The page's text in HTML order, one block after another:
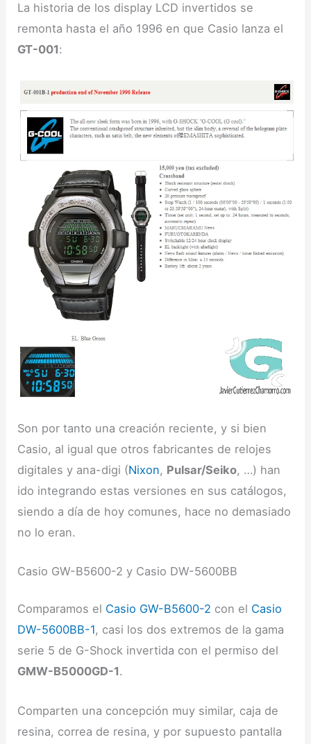
La historia de los display LCD invertidos se
remonta hasta el año 1996 en que Casio lanza el
GT-001:
Son por tanto una creación reciente, y si bien
Casio, al igual que otros fabricantes de relojes
digitales y ana-digi (Nixon, Pulsar/Seiko, …) han
ido integrando estas versiones en sus catálogos,
siendo a día de hoy comunes, hace no demasiado
no lo eran.
Casio GW-B5600-2 y Casio DW-5600BB
Comparamos el Casio GW-B5600-2 con el Casio
DW-5600BB-1, casi los dos extremos de la gama
serie 5 de G-Shock invertida con el permiso del
GMW-B5000GD-1.
Comparten una concepción muy similar, caja de
resina, correa de resina, y por supuesto pantalla